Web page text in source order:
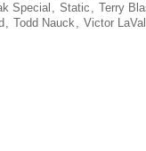
Special , Static , Terry
, Todd Nauck, Victor